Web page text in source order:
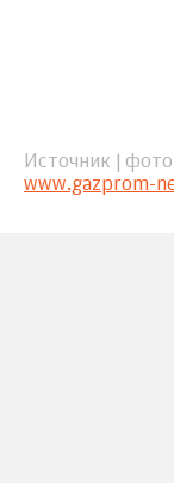
Источник | фото
www.gazprom-